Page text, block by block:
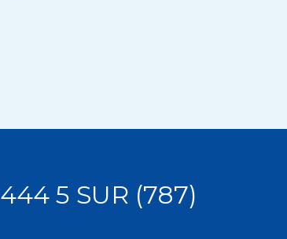
444 5 SUR (787)